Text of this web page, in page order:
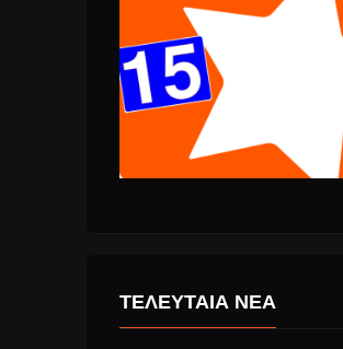
ΤΕΛΕΥΤΑΙΑ ΝΕΑ